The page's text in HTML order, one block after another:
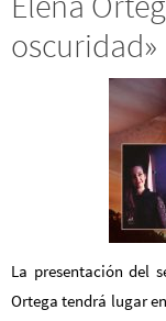
oscuridad»
La presentación del
Ortega tendrá lugar